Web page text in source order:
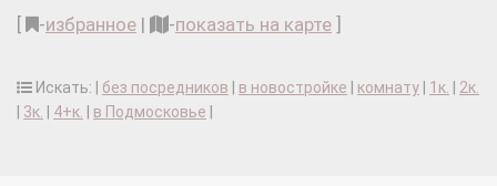
-избранное | -показать на карте
Искать: | без посредников в новостройке комнату 1к.
2к.
3к. 4+к. в Подмосковье